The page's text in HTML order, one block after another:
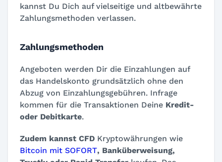
kannst Du Dich auf vielseitige und altbewährte
Zahlungsmethoden verlassen.
Zahlungsmethoden
Angeboten werden Dir die Einzahlungen auf
das Handelskonto grundsätzlich ohne den
Abzug von Einzahlungsgebühren. Infrage
kommen für die Transaktionen Deine Kredit-
oder Debitkarte.
Zudem kannst CFD Kryptowährungen wie
Bitcoin mit SOFORT, Banküberweisung,